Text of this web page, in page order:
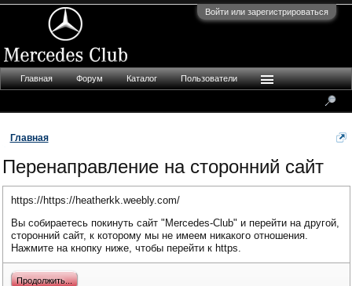
Войти или зарегистрироваться
Главная
Перенаправление на сторонний сайт
https://https://heatherkk.weebly.com/
Вы собираетесь покинуть сайт "Mercedes-Club" и перейти на другой,
сторонний сайт, к которому мы не имеем никакого отношения.
Нажмите на кнопку ниже, чтобы перейти к https.
Продолжить...
Главная Форум Каталог Пользователи